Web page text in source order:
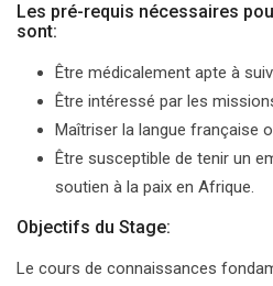
Les pré-requis nécessaires
sont:
Être médicalement apte à
Être intéressé par les
Maîtriser la langue française
Être susceptible de tenir un
soutien à la paix en Afrique.
Objectifs du Stage:
Le cours de connaissances